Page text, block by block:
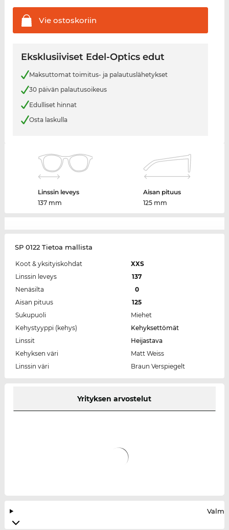
Vieostoskoriin
Eksklusiiviset Edel-Optics edut
Maksuttomat toimitus- ja palautuslähetykset
30 päivän palautusoikeus
Edulliset hinnat
Osta laskulla
Linssin leveys
137 mm
Aisan pituus
125 mm
SP 0122 Tietoa mallista
Koot & yksityiskohdat
XXS
Linssin leveys
137
Nenäsilta
0
Aisan pituus
125
Sukupuoli
Miehet
Kehystyyppi (kehys)
Kehyksettömät
Linssit
Heijastava
Kehyksen väri
Matt Weiss
Linssin väri
Braun Verspiegelt
Yrityksen arvostelut